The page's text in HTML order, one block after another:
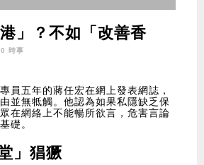
港」？不如「改善香
時事
員五年的蔣任宏在網上發表網誌，
並無牴觸。他認為如果私隱缺乏保
在網絡上不能暢所欲言，危害言論
礎。
」猖獗